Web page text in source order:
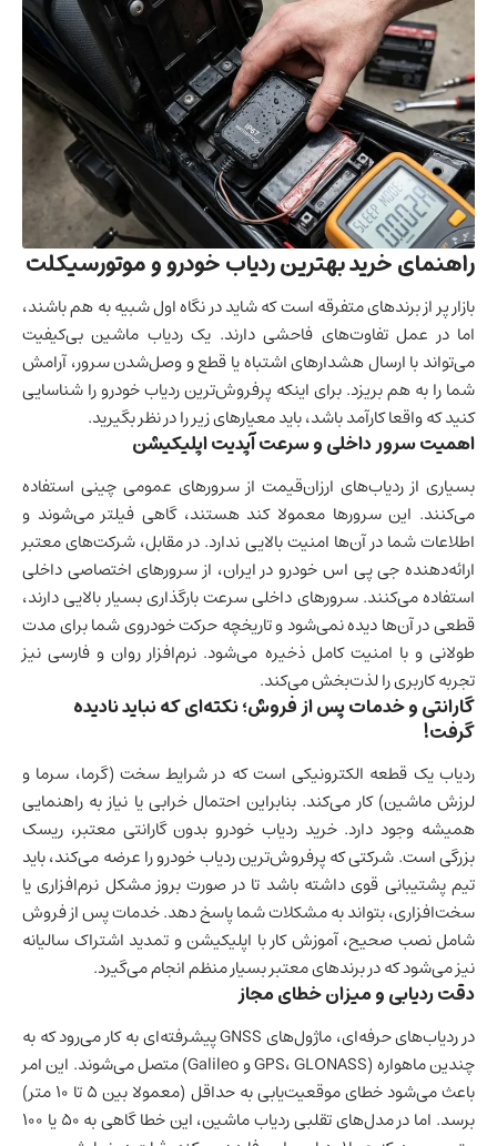
راهنمای خرید بهترین ردیاب خودرو و موتورسیکلت
بازار پر از برندهای متفرقه است که شاید در نگاه اول شبیه به هم باشند،
اما در عمل تفاوت‌های فاحشی دارند. یک ردیاب ماشین بی‌کیفیت
می‌تواند با ارسال هشدارهای اشتباه یا قطع و وصل‌شدن سرور، آرامش
شما را به هم بریزد. برای اینکه پرفروش‌ترین ردیاب خودرو را شناسایی
کنید که واقعا کارآمد باشد، باید معیارهای زیر را در نظر بگیرید.
اهمیت سرور داخلی و سرعت آپدیت اپلیکیشن
بسیاری از ردیاب‌های ارزان‌قیمت از سرورهای عمومی چینی استفاده
می‌کنند. این سرورها معمولا کند هستند، گاهی فیلتر می‌شوند و
اطلاعات شما در آن‌ها امنیت بالایی ندارد. در مقابل، شرکت‌های معتبر
ارائه‌دهنده جی پی اس خودرو در ایران، از سرورهای اختصاصی داخلی
استفاده می‌کنند. سرورهای داخلی سرعت بارگذاری بسیار بالایی دارند،
قطعی در آن‌ها دیده نمی‌شود و تاریخچه حرکت خودروی شما برای مدت
طولانی و با امنیت کامل ذخیره می‌شود. نرم‌افزار روان و فارسی نیز
تجربه کاربری را لذت‌بخش می‌کند.
گارانتی و خدمات پس از فروش؛ نکته‌ای که نباید نادیده
گرفت!
ردیاب یک قطعه الکترونیکی است که در شرایط سخت (گرما، سرما و
لرزش ماشین) کار می‌کند. بنابراین احتمال خرابی یا نیاز به راهنمایی
همیشه وجود دارد. خرید ردیاب خودرو بدون گارانتی معتبر، ریسک
بزرگی است. شرکتی که پرفروش‌ترین ردیاب خودرو را عرضه می‌کند، باید
تیم پشتیبانی قوی داشته باشد تا در صورت بروز مشکل نرم‌افزاری یا
سخت‌افزاری، بتواند به مشکلات شما پاسخ دهد. خدمات پس از فروش
شامل نصب صحیح، آموزش کار با اپلیکیشن و تمدید اشتراک سالیانه
نیز می‌شود که در برندهای معتبر بسیار منظم انجام می‌گیرد.
دقت ردیابی و میزان خطای مجاز
در ردیاب‌های حرفه‌ای، ماژول‌های GNSS پیشرفته‌ای به کار می‌رود که به
چندین ماهواره (GPS، GLONASS و Galileo) متصل می‌شوند. این امر
باعث می‌شود خطای موقعیت‌یابی به حداقل (معمولا بین ۵ تا ۱۰ متر)
برسد. اما در مدل‌های تقلبی ردیاب ماشین، این خطا گاهی به ۵۰ یا ۱۰۰